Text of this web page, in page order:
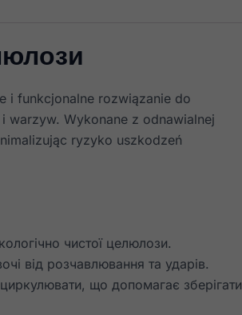
i funkcjonalne rozwiązanie do
Wykonane z odnawialnej
ryzyko uszkodzeń
чистої целюлози.
від розчавлювання та ударів.
що допомагає зберігати